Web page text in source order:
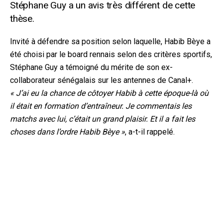
Stéphane Guy a un avis très différent de cette
thèse.
Invité à défendre sa position selon laquelle, Habib Bèye a
été choisi par le board rennais selon des critères sportifs,
Stéphane Guy a témoigné du mérite de son ex-
collaborateur sénégalais sur les antennes de Canal+.
« J’ai eu la chance de côtoyer Habib à cette époque-là où
il était en formation d’entraîneur. Je commentais les
matchs avec lui, c’était un grand plaisir. Et il a fait les
choses dans l’ordre Habib Bèye », a-t-il rappelé.